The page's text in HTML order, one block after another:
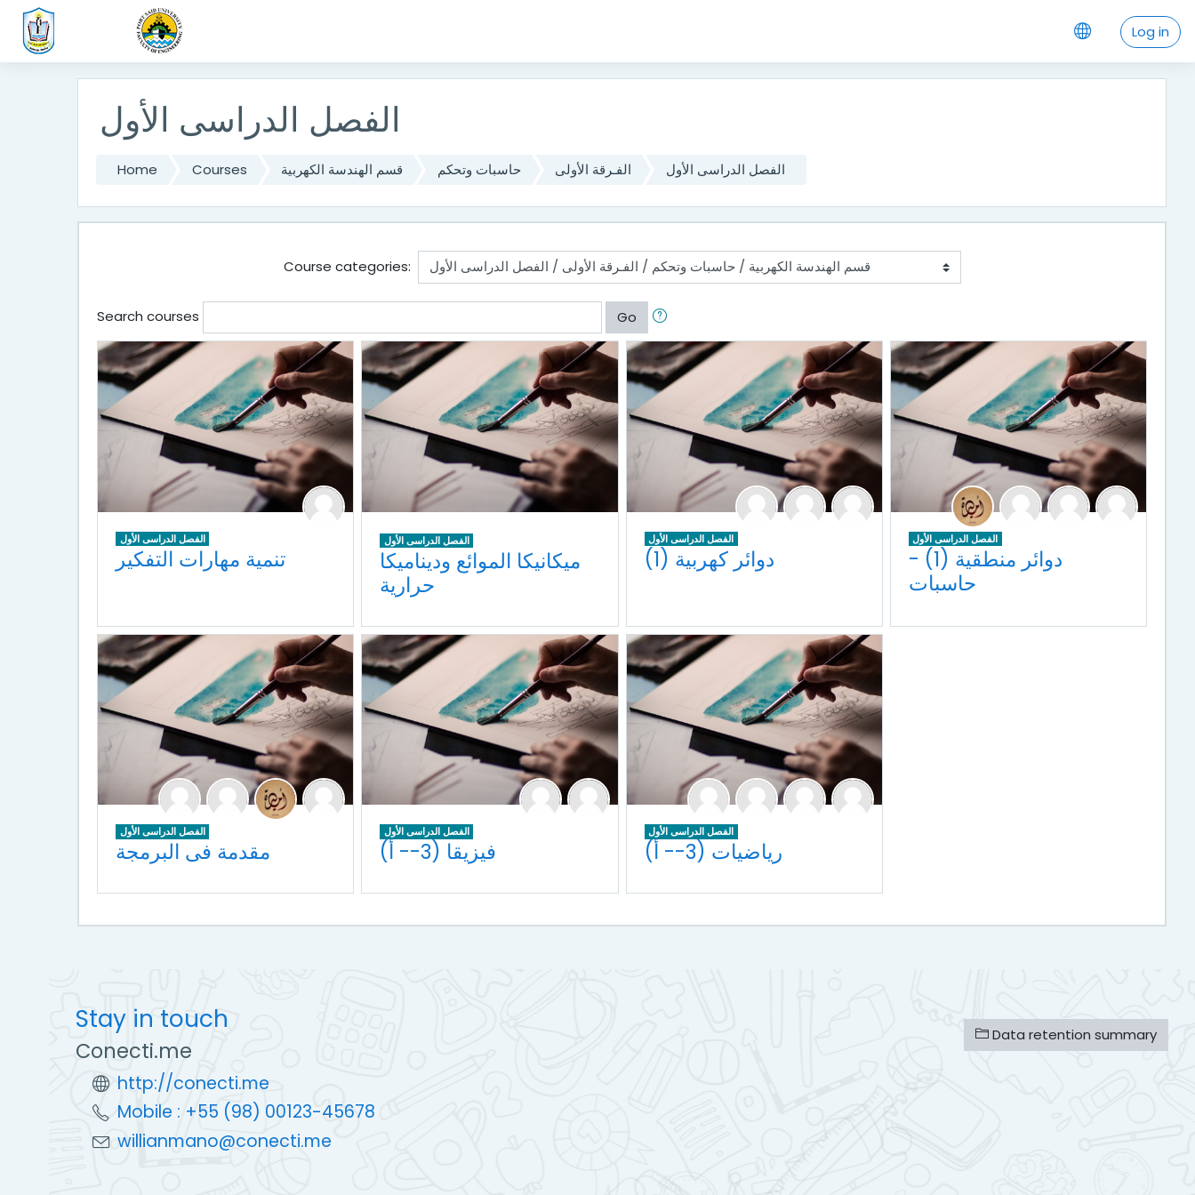
Log in
Skip to main content
الفصل الدراسى الأول
Home Courses قسم الهندسة الكهربية حاسبات وتحكم الفـرقة الأولى الفصل الدراسى الأول
Course categories:
Search courses Go
الفصل الدراسى الأول
تنمية مهارات التفكير
الفصل الدراسى الأول
ميكانيكا الموائع وديناميكا
حرارية
الفصل الدراسى الأول
دوائر كهربية (1)
الفصل الدراسى الأول
دوائر منطقية (1) -
حاسبات
الفصل الدراسى الأول
مقدمة فى البرمجة
الفصل الدراسى الأول
فيزيقا (3-- أ)
الفصل الدراسى الأول
رياضيات (3-- أ)
Stay in touch
Conecti.me
http://conecti.me
Mobile : +55 (98) 00123-45678
willianmano@conecti.me
Data retention summary